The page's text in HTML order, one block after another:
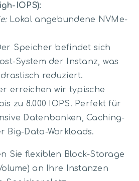
IOPS):
Lokal angebundene NVMe-
Speicher befindet sich
System der Instanz, was
reduziert.
erreichen wir typische
zu 8.000 IOPS. Perfekt für
Datenbanken, Caching-
Big-Data-Workloads.
Sie flexiblen Block-Storage
an Ihre Instanzen